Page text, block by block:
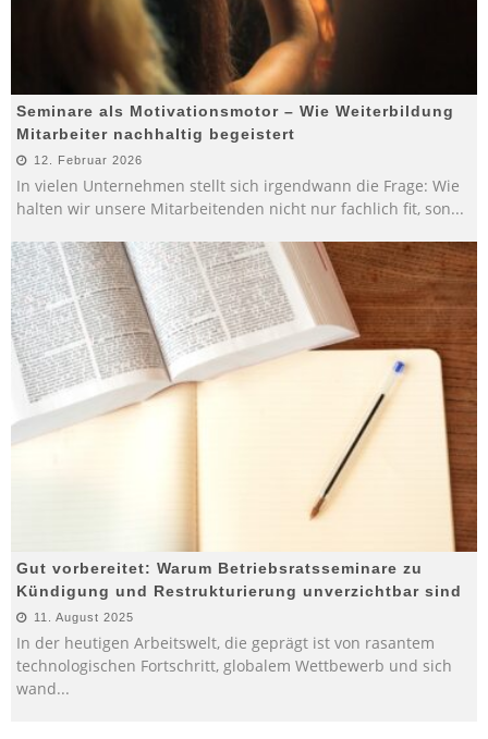
Seminare als Motivationsmotor – Wie Weiterbildung
Mitarbeiter nachhaltig begeistert
12. Februar 2026
In vielen Unternehmen stellt sich irgendwann die Frage: Wie
halten wir unsere Mitarbeitenden nicht nur fachlich fit, son...
Gut vorbereitet: Warum Betriebsratsseminare zu
Kündigung und Restrukturierung unverzichtbar sind
11. August 2025
In der heutigen Arbeitswelt, die geprägt ist von rasantem
technologischen Fortschritt, globalem Wettbewerb und sich
wand...